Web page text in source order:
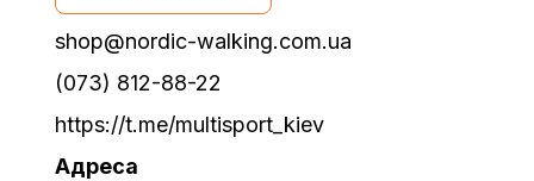
shop@nordic-walking.com.ua
(073) 812-88-22
https://t.me/multisport_kiev
Адреса